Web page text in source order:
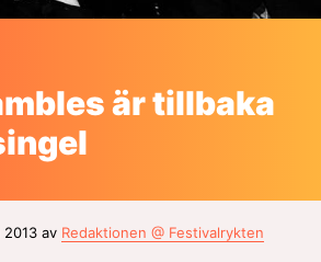
är tillbaka
av Redaktionen @ Festivalrykten